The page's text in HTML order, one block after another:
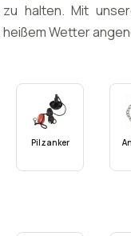
zu halten. Mit
heißem Wetter
Pilzanker